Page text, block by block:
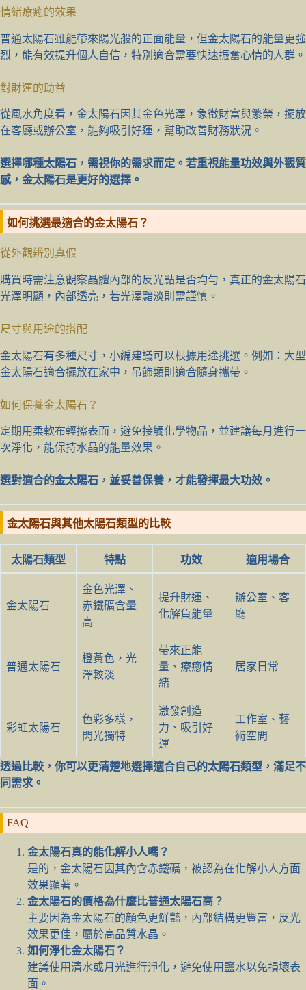
情緒療癒的效果
普通太陽石雖能帶來陽光般的正面能量，但金太陽石的能量更強
烈，能有效提升個人自信，特別適合需要快速振奮心情的人群。
對財運的助益
從風水角度看，金太陽石因其金色光澤，象徵財富與繁榮，擺放
在客廳或辦公室，能夠吸引好運，幫助改善財務狀況。
選擇哪種太陽石，需視你的需求而定。若重視能量功效與外觀質
感，金太陽石是更好的選擇。
如何挑選最適合的金太陽石？
從外觀辨別真假
購買時需注意觀察晶體內部的反光點是否均勻，真正的金太陽石
光澤明顯，內部透亮，若光澤黯淡則需謹慎。
尺寸與用途的搭配
金太陽石有多種尺寸，小編建議可以根據用途挑選。例如：大型
金太陽石適合擺放在家中，吊飾類則適合隨身攜帶。
如何保養金太陽石？
定期用柔軟布輕擦表面，避免接觸化學物品，並建議每月進行一
次淨化，能保持水晶的能量效果。
選對適合的金太陽石，並妥善保養，才能發揮最大功效。
金太陽石與其他太陽石類型的比較
太陽石類型 特點 功效 適用場合
金太陽石
金色光澤、
赤鐵礦含量
高
提升財運、
化解負能量
辦公室、客
廳
普通太陽石
橙黃色，光
澤較淡
帶來正能
量、療癒情
緒
居家日常
彩虹太陽石
色彩多樣，
閃光獨特
激發創造
力、吸引好
運
工作室、藝
術空間
透過比較，你可以更清楚地選擇適合自己的太陽石類型，滿足不
同需求。
FAQ
金太陽石真的能化解小人嗎？
是的，金太陽石因其內含赤鐵礦，被認為在化解小人方面
效果顯著。
金太陽石的價格為什麼比普通太陽石高？
主要因為金太陽石的顏色更鮮豔，內部結構更豐富，反光
效果更佳，屬於高品質水晶。
如何淨化金太陽石？
建議使用清水或月光進行淨化，避免使用鹽水以免損壞表
面。